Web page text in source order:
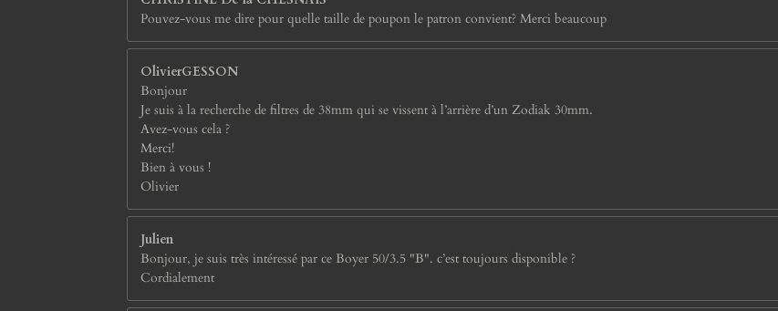
Pouvez-vous me dire pour quelle taille de poupon le patron convient? Merci beaucoup
OlivierGESSON
Bonjour
Je suis à la recherche de filtres de 38mm qui se vissent à l’arrière d’un Zodiak 30mm.
Avez-vous cela ?
Merci!
Bien à vous !
Olivier
Julien
Bonjour, je suis très intéressé par ce Boyer 50/3.5 "B". c’est toujours disponible ?
Cordialement